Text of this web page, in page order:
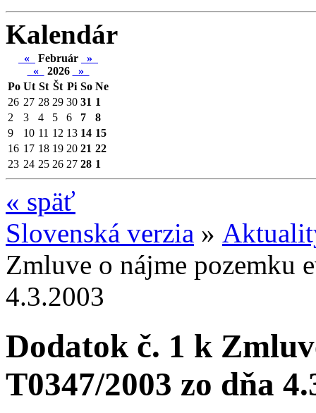
Kalendár
« Február
»
«
2026
»
Po Ut St Št Pi So Ne
26 27 28 29 30 31 1
2
3 4 5 6 7
8
9
10 11 12 13 14 15
16 17 18 19 20 21 22
23 24 25 26 27 28 1
« späť
Slovenská verzia »
Zmluve o nájme pozemku
4.3.2003
Dodatok č. 1 k
T0347/2003 zo dňa